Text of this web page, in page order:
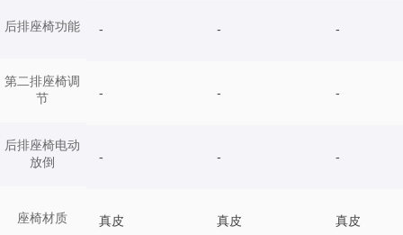
后排座椅功能
第二排座椅调
节
后排座椅电动
放倒
座椅材质
- - -
- - -
- - -
真皮 真皮 真皮